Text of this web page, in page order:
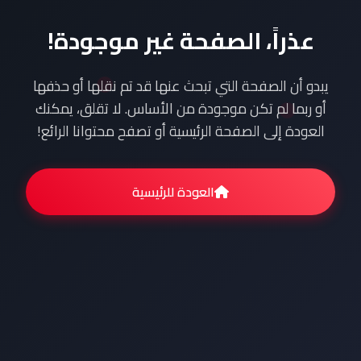
عذراً، الصفحة غير موجودة!
يبدو أن الصفحة التي تبحث عنها قد تم نقلها أو حذفها
أو ربما لم تكن موجودة من الأساس. لا تقلق، يمكنك
العودة إلى الصفحة الرئيسية أو تصفح محتوانا الرائع!
العودة للرئيسية